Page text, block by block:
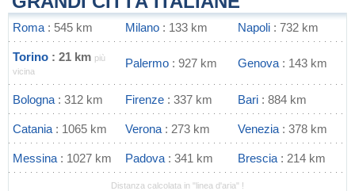
Roma : 545 km Milano : 133 km Napoli : 732 km
Torino : 21 km più
vicina
Palermo : 927 km Genova : 143 km
Bologna : 312 km Firenze : 337 km Bari : 884 km
Catania : 1065 km Verona : 273 km Venezia : 378 km
Messina : 1027 km Padova : 341 km Brescia : 214 km
Distanza calcolata in "linea d'aria" !